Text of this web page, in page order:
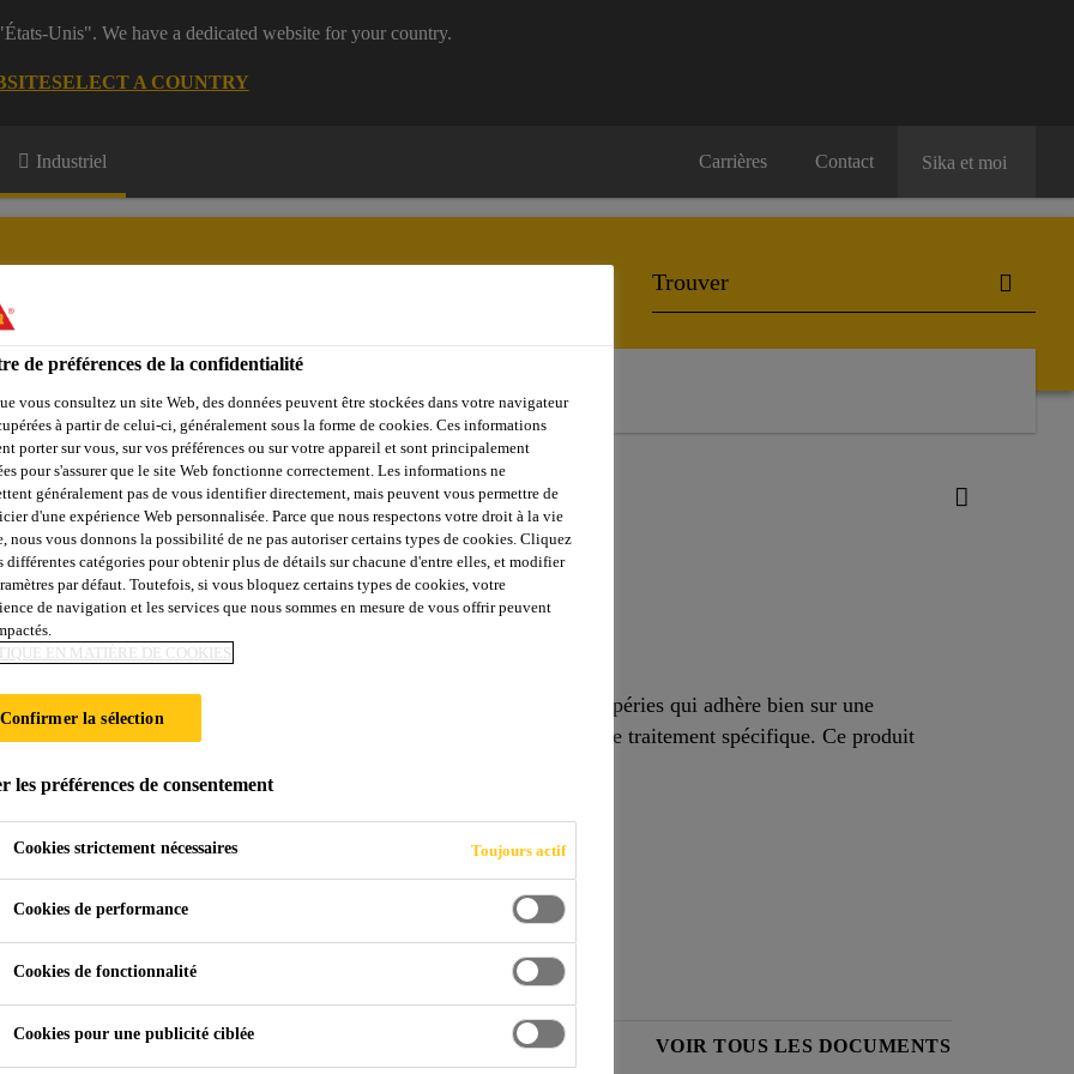
Unis". We have a dedicated website for your country.
SELECT A COUNTRY
Industriel Carrières Contact Sika et moi
climatiques avec une large plage d'adhésion
à Terminaison Silane (STP) monocomposant résistant aux intempéries qui adhère bien sur une
l'ABS, le PC, le FRP et le bois, en ne nécessitant généralement pas de traitement spécifique. Ce produit
sans nécessiter de pré-traitement spécifique
NOTICE TECHNIQUE FICHE DE DONNÉES DE SÉCURITÉ VOIR TOUS LES DOCUMENTS
de préférences de la confidentialité
vous consultez un site Web, des données peuvent être stockées dans votre navigateur
à partir de celui-ci, généralement sous la forme de cookies. Ces informations
porter sur vous, sur vos préférences ou sur votre appareil et sont principalement
pour s'assurer que le site Web fonctionne correctement. Les informations ne
généralement pas de vous identifier directement, mais peuvent vous permettre de
d'une expérience Web personnalisée. Parce que nous respectons votre droit à la vie
nous vous donnons la possibilité de ne pas autoriser certains types de cookies. Cliquez
différentes catégories pour obtenir plus de détails sur chacune d'entre elles, et modifier
par défaut. Toutefois, si vous bloquez certains types de cookies, votre
de navigation et les services que nous sommes en mesure de vous offrir peuvent
EN MATIÈRE DE COOKIES
Confirmer la sélection
les préférences de consentement
Cookies strictement nécessaires Toujours actif
Cookies de performance
Cookies de fonctionnalité
Cookies pour une publicité ciblée